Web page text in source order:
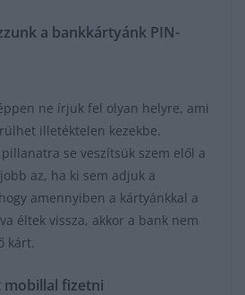
a bankkártyánk PIN-
ne írjuk fel olyan helyre, ami
illetéktelen kezekbe.
se veszítsük szem elől a
az, ha ki sem adjuk a
amennyiben a kártyánkkal a
éltek vissza, akkor a bank nem
kárt.
mobillal fizetni